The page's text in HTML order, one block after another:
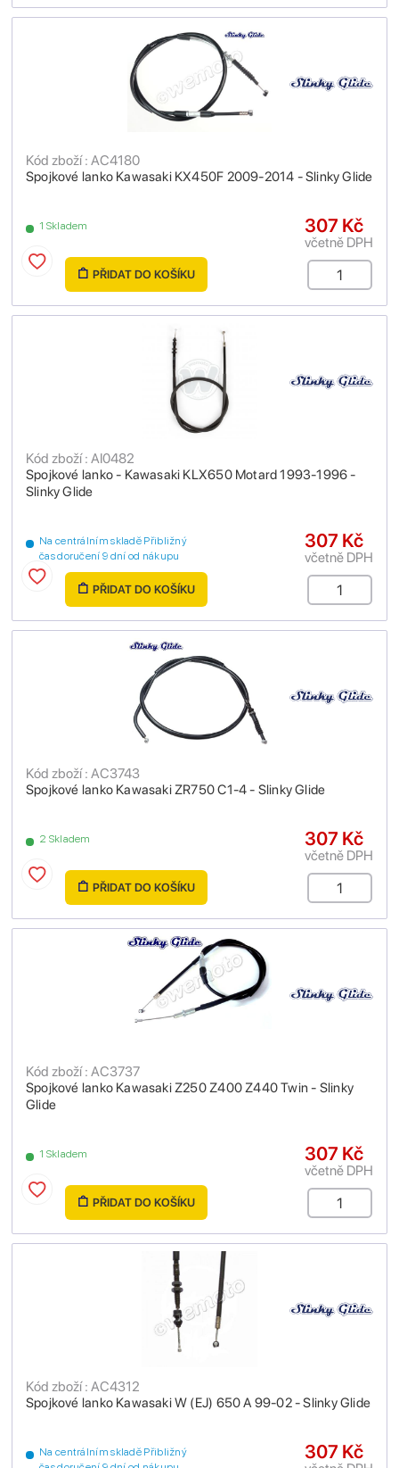
Spojkové lanko Kawasaki KX450F 2009-2014 - Slinky Glide
Kód zboží : AC4180
1 Skladem 307 Kč
včetně DPH
PŘIDAT DO KOŠÍKU
Spojkové lanko - Kawasaki KLX650 Motard 1993-1996 -
Slinky Glide
Kód zboží : AI0482
Na centrálním skladě Přibližný
čas doručení 9 dní od nákupu
307 Kč
včetně DPH
PŘIDAT DO KOŠÍKU
Spojkové lanko Kawasaki ZR750 C1-4 - Slinky Glide
Kód zboží : AC3743
2 Skladem 307 Kč
včetně DPH
PŘIDAT DO KOŠÍKU
Spojkové lanko Kawasaki Z250 Z400 Z440 Twin - Slinky
Glide
Kód zboží : AC3737
1 Skladem 307 Kč
včetně DPH
PŘIDAT DO KOŠÍKU
Spojkové lanko Kawasaki W (EJ) 650 A 99-02 - Slinky Glide
Kód zboží : AC4312
Na centrálním skladě Přibližný
307 Kč